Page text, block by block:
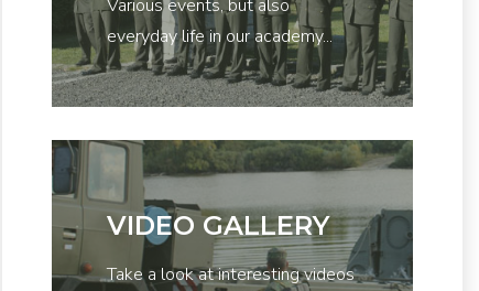
Various events, but also
everyday life in our academy...
VIDEO GALLERY
Take a look at interesting videos